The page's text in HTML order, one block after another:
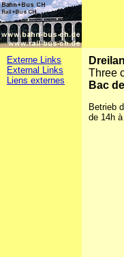
Externe Links
External Links
Liens externes
Three
Bac
Betrieb
de 14h